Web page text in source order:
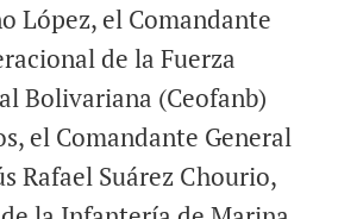
López, el Comandante
de la Fuerza
Bolivariana (Ceofanb)
el Comandante General
Rafael Suárez Chourio,